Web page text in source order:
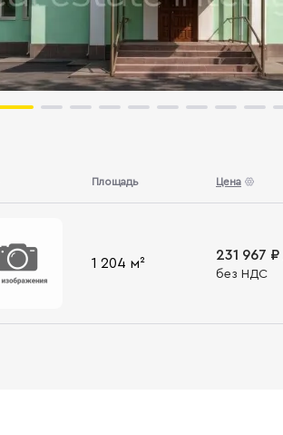
Площадь Цена
1 204 м²
231 967
без НДС